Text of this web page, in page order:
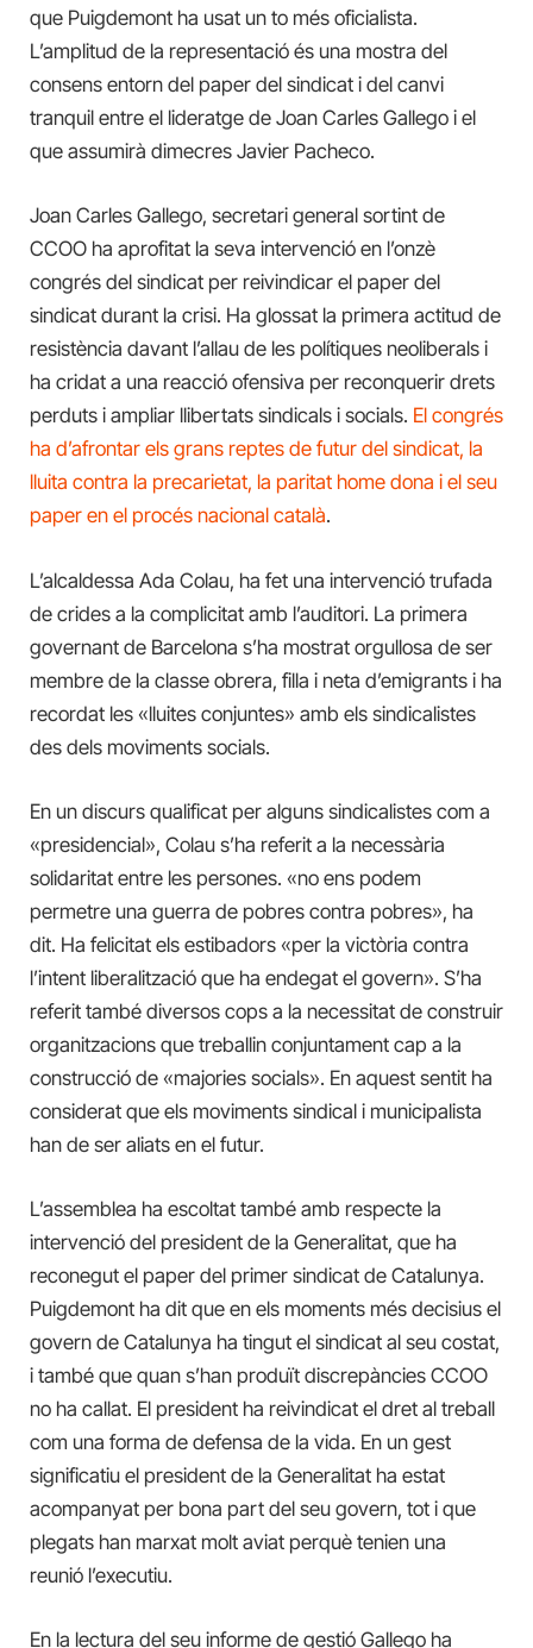
que Puigdemont ha usat un to més oficialista.
L’amplitud de la representació és una mostra del
consens entorn del paper del sindicat i del canvi
tranquil entre el lideratge de Joan Carles Gallego i el
que assumirà dimecres Javier Pacheco.
Joan Carles Gallego, secretari general sortint de
CCOO ha aprofitat la seva intervenció en l’onzè
congrés del sindicat per reivindicar el paper del
sindicat durant la crisi. Ha glossat la primera actitud de
resistència davant l’allau de les polítiques neoliberals i
ha cridat a una reacció ofensiva per reconquerir drets
perduts i ampliar llibertats sindicals i socials. El congrés
ha d’afrontar els grans reptes de futur del sindicat, la
lluita contra la precarietat, la paritat home dona i el seu
paper en el procés nacional català.
L’alcaldessa Ada Colau, ha fet una intervenció trufada
de crides a la complicitat amb l’auditori. La primera
governant de Barcelona s’ha mostrat orgullosa de ser
membre de la classe obrera, filla i neta d’emigrants i ha
recordat les «lluites conjuntes» amb els sindicalistes
des dels moviments socials.
En un discurs qualificat per alguns sindicalistes com a
«presidencial», Colau s’ha referit a la necessària
solidaritat entre les persones. «no ens podem
permetre una guerra de pobres contra pobres», ha
dit. Ha felicitat els estibadors «per la victòria contra
l’intent liberalització que ha endegat el govern». S’ha
referit també diversos cops a la necessitat de construir
organitzacions que treballin conjuntament cap a la
construcció de «majories socials». En aquest sentit ha
considerat que els moviments sindical i municipalista
han de ser aliats en el futur.
L’assemblea ha escoltat també amb respecte la
intervenció del president de la Generalitat, que ha
reconegut el paper del primer sindicat de Catalunya.
Puigdemont ha dit que en els moments més decisius el
govern de Catalunya ha tingut el sindicat al seu costat,
i també que quan s’han produït discrepàncies CCOO
no ha callat. El president ha reivindicat el dret al treball
com una forma de defensa de la vida. En un gest
significatiu el president de la Generalitat ha estat
acompanyat per bona part del seu govern, tot i que
plegats han marxat molt aviat perquè tenien una
reunió l’executiu.
En la lectura del seu informe de gestió Gallego ha